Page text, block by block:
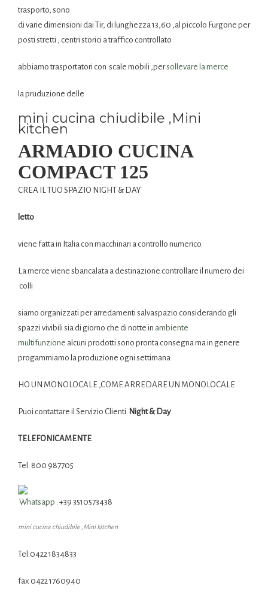
trasporto, sono
di varie dimensioni dai Tir, di lunghezza 13,60 ,al piccolo Furgone per
posti stretti , centri storici a traffico controllato
abbiamo trasportatori con scale mobili ,persollevare la merce
la pruduzione delle
mini cucina chiudibile ,Mini
kitchen
ARMADIO CUCINA
COMPACT 125
CREA IL TUO SPAZIO NIGHT & DAY
letto
viene fatta in Italia con macchinari a controllo numerico.
La merce viene sbancalata a destinazione controllare il numero dei
colli
siamo organizzati per arredamenti salvaspazio considerando gli
spazzi vivibili sia di giorno che di notte in ambiente
multifunzione alcuni prodotti sono pronta consegna ma in genere
progammiamo la produzione ogni settimana
HO UN MONOLOCALE ,COME ARREDARE UN MONOLOCALE
Puoi contattare il Servizio Clienti Night & Day
TELEFONICAMENTE
Tel. 800 987705
Whatsapp : +39 3510573438
mini cucina chiudibile ,Mini kitchen
Tel.0422 1834833
fax 0422 1760940